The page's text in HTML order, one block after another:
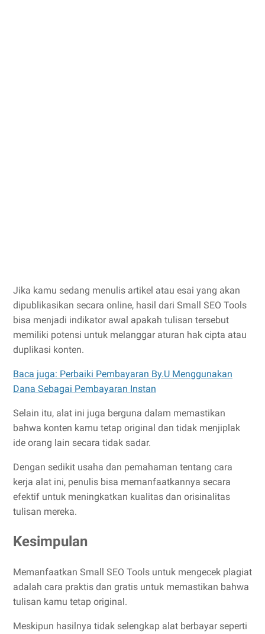
Jika kamu sedang menulis artikel atau esai yang akan
dipublikasikan secara online, hasil dari Small SEO Tools
bisa menjadi indikator awal apakah tulisan tersebut
memiliki potensi untuk melanggar aturan hak cipta atau
duplikasi konten.
Baca juga: Perbaiki Pembayaran By.U Menggunakan
Dana Sebagai Pembayaran Instan
Selain itu, alat ini juga berguna dalam memastikan
bahwa konten kamu tetap original dan tidak menjiplak
ide orang lain secara tidak sadar.
Dengan sedikit usaha dan pemahaman tentang cara
kerja alat ini, penulis bisa memanfaatkannya secara
efektif untuk meningkatkan kualitas dan orisinalitas
tulisan mereka.
Kesimpulan
Memanfaatkan Small SEO Tools untuk mengecek plagiat
adalah cara praktis dan gratis untuk memastikan bahwa
tulisan kamu tetap original.
Meskipun hasilnya tidak selengkap alat berbayar seperti